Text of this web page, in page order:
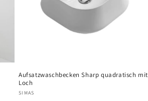
Aufsatzwaschbecken Sharp quadratisch mit
Loch
Anbieter:
SIMAS